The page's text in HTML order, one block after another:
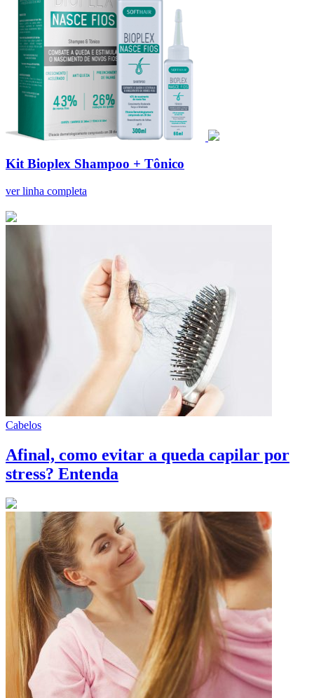
Kit Bioplex Shampoo + Tônico
ver linha completa
Cabelos
Afinal, como evitar a queda capilar por
stress? Entenda